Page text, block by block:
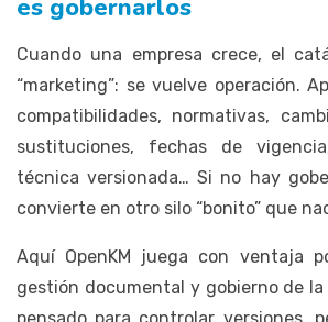
es gobernarlos
Cuando una empresa crece, el
“marketing”: se vuelve operación.
compatibilidades, normativas,
sustituciones, fechas de
técnica versionada… Si no hay
convierte en otro silo “bonito” que
Aquí OpenKM juega con ventaja
gestión documental y gobierno de